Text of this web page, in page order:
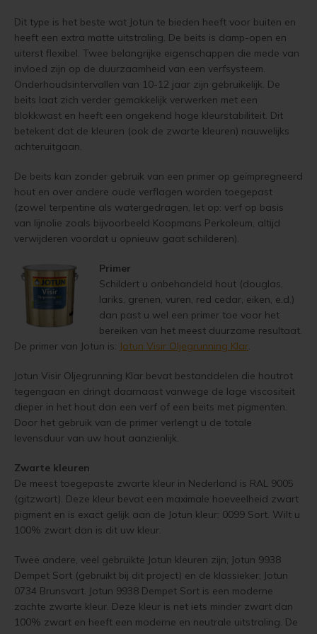
Vloerverf
Vloerlak
Vloerolie
White wash beits
Primers
Houten huis verven
Houten huis wit verven
Tuinhuis behandelen
Tuinhuis olien
Tuinhuis verven
Woonboot behandelen
Woonboot beitsen
Woonboot verven
Schutting olien
Schutting beitsen
Schutting verven
Eikenhout behandelen
Eikenhout olien
Eikenhout beitsen
Eikenhout verven
Geïmpregneerd hout behandelen
Douglas white wash
Douglas hout impregneren en beitsen
Eikenhout impregneren en beitsen
Eikenhouten garage oliën
Eikenhout oliën in kleur 629 naturell
Zweedse woning schilderen
Blokhut beitsen
Veranda verven met de meest duurzame verf van Jotun
Tuinhuis verven in de kleuren wit en grijs
Tuinhuis verven met Jotun Demidekk Ultimate
Beste buitenverf voor tuinhuis en schuur
Blokhut impregneren en beitsen
Red Cedar behandelen en de vergrijzing tegengaan
Red Cedar Oliën
Olympic Oil Stain 704 overschilderen
Olympic Oil Stain 704 Alternatief
Jotun Panellakk Kleuren
Jotun NCS Kleurenwaaier
Jotun RAL Kleurenwaaier
Olympic Stain Kleuren
Sikkens 3031 - 4041 kleuren
Jotun oude kleuren
Jotun
Jotun
Trebitt Oljebeis
Trebitt Matt Oljebeis
Trebitt Woodcare
Trestjerner Betongolje
Primadekk 02
Benar
Oude Jotun Producten
Reviews
Reclameren
Retour
Duurzaamheid
Garantie, Privacy & Cookie Voorwaarden
Dit type is het beste wat Jotun te bieden heeft voor buiten en
heeft een extra matte uitstraling. De beits is damp-open en
uiterst flexibel. Twee belangrijke eigenschappen die mede van
invloed zijn op de duurzaamheid van een verfsysteem.
Onderhoudsintervallen van 10-12 jaar zijn gebruikelijk. De
beits laat zich verder gemakkelijk verwerken met een
blokkwast en heeft een ongekend hoge kleurstabiliteit. Dit
betekent dat de kleuren (ook de zwarte kleuren) nauwelijks
achteruitgaan.
De beits kan zonder gebruik van een primer op geïmpregneerd
hout en over andere oude verflagen worden toegepast
(zowel terpentine als watergedragen, let op: verf op basis
van lijnolie zoals bijvoorbeeld Koopmans Perkoleum, altijd
verwijderen voordat u opnieuw gaat schilderen).
Primer
Schildert u onbehandeld hout (douglas,
lariks, grenen, vuren, red cedar, eiken, e.d.)
dan past u wel een primer toe voor het
bereiken van het meest duurzame resultaat.
De primer van Jotun is: Jotun Visir Oljegrunning Klar.
Jotun Visir Oljegrunning Klar bevat bestanddelen die houtrot
tegengaan en dringt daarnaast vanwege de lage viscositeit
dieper in het hout dan een verf of een beits met pigmenten.
Door het gebruik van de primer verlengt u de totale
levensduur van uw hout aanzienlijk.
Zwarte kleuren
De meest toegepaste zwarte kleur in Nederland is RAL 9005
(gitzwart). Deze kleur bevat een maximale hoeveelheid zwart
pigment en is exact gelijk aan de Jotun kleur: 0099 Sort. Wilt u
100% zwart dan is dit uw kleur.
Twee andere, veel gebruikte Jotun kleuren zijn; Jotun 9938
Dempet Sort (gebruikt bij dit project) en de klassieker; Jotun
0734 Brunsvart. Jotun 9938 Dempet Sort is een moderne
zachte zwarte kleur. Deze kleur is net iets minder zwart dan
100% zwart en heeft een moderne en neutrale uitstraling. De